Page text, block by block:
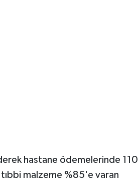
hastane ödemelerinde 110
malzeme %85'e varan